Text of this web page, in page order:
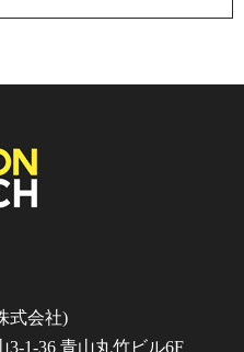
式会社)
3-1-36 青山丸竹ビル6F